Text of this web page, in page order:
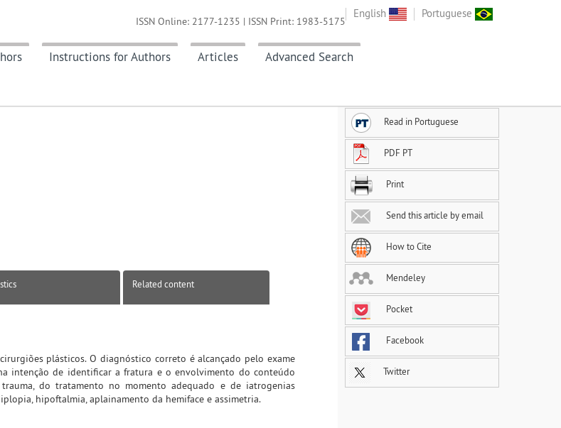
English Portuguese
Instructions for Authors Articles Advanced Search
ISSN Online: 2177-1235 | ISSN Print: 1983-5175
Related content
plásticos. O diagnóstico correto é alcançado pelo exame
intenção de identificar a fratura e o envolvimento do conteúdo
do tratamento no momento adequado e de iatrogenias
hipoftalmia, aplainamento da hemiface e assimetria.
Read in Portuguese
PDF PT
Print
Send this article by email
How to Cite
Mendeley
Pocket
Facebook
Twitter